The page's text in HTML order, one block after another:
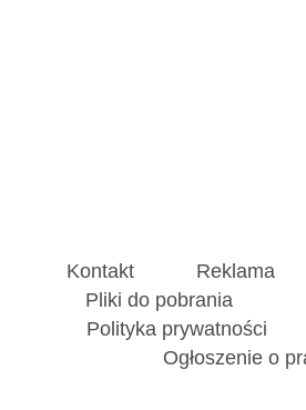
Kontakt Reklama
Pliki do pobrania
Polityka prywatności
Ogłoszenie o